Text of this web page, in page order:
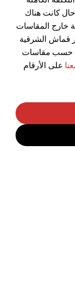
حال كانت هناك
خارج المقاسات
قماش الشرقية
حسب مقاسات
على الأرقام